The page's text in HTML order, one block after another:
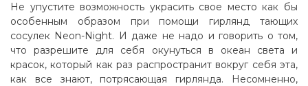
Не упустите возможность украсить свое место как бы
особенным образом при помощи гирлянд тающих
сосулек Neon-Night. И даже не надо и говорить о том,
что разрешите для себя окунуться в океан света и
красок, который как раз распространит вокруг себя эта,
как все знают, потрясающая гирлянда. Несомненно,